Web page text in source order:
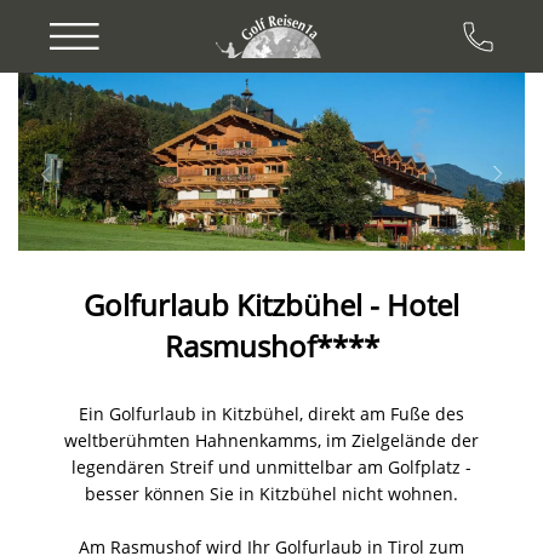
Previous Next
Golfurlaub Kitzbühel - Hotel
Rasmushof****
Ein Golfurlaub in Kitzbühel, direkt am Fuße des
weltberühmten Hahnenkamms, im Zielgelände der
legendären Streif und unmittelbar am Golfplatz -
besser können Sie in Kitzbühel nicht wohnen.
Am Rasmushof wird Ihr Golfurlaub in Tirol zum